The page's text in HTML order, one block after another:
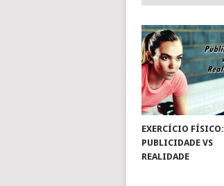
EXERCÍCIO FÍSICO:
PUBLICIDADE VS
REALIDADE